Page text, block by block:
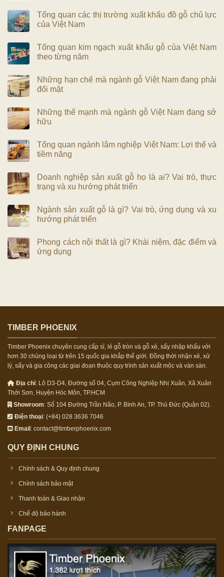
Tổng quan các thị trường xuất khẩu đồ gỗ chủ lực
của Việt Nam
Tổng quan kim ngạch xuất khẩu gỗ của Việt Nam
theo từng năm
Những hạn chế mà ngành gỗ Việt Nam đang phải
đối mặt
Những thế mạnh mà ngành gỗ Việt Nam đang sở
hữu
Tổng quan ngành lâm nghiệp Việt Nam: Lợi thế và
tiềm năng
Doanh nghiệp sản xuất gỗ họ là ai? Vai trò, thực
trạng và xu hướng phát triển
Ngành sản xuất gỗ là gì? Vai trò, ứng dụng và xu
hướng phát triển
Phong cách nội thất là gì? Khái niệm, đặc điểm và
ứng dụng
TIMBER PHOENIX
Timber Phoenix chuyên cung cấp sỉ, lẻ gỗ tròn và gỗ xẻ, sấy nhập khẩu với
hơn 30 chủng loại từ trên 15 quốc gia khắp thế giới. Đồng thời nhận xẻ, xử
lý, sấy và gia công các giai đoạn thuộc quy trình sản xuất mộc và ván sàn.
Địa chỉ: Lô D3-D4, Đường số 04, Cụm Công Nghiệp Nhị Xuân, Xã Xuân
Thới Sơn, Huyện Hóc Môn, TP.HCM
Showroom: Số 104 Đường Trần Não, P. Bình An, TP. Thủ Đức (Quận 02).
Điện thoại: (+84) 028 3636 7046
Email: contact@timberphoenix.com
QUY ĐỊNH CHUNG
Chính sách & Quy định chung
Chính sách bảo mật
Thanh toán & Giao nhận
Chế độ bảo hành
FANPAGE